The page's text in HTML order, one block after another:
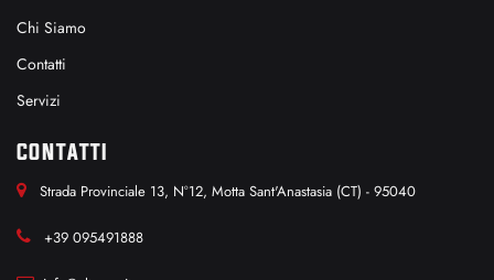
Chi Siamo
Contatti
Servizi
CONTATTI
Strada Provinciale 13, N°12, Motta Sant'Anastasia (CT) - 95040
+39 095491888